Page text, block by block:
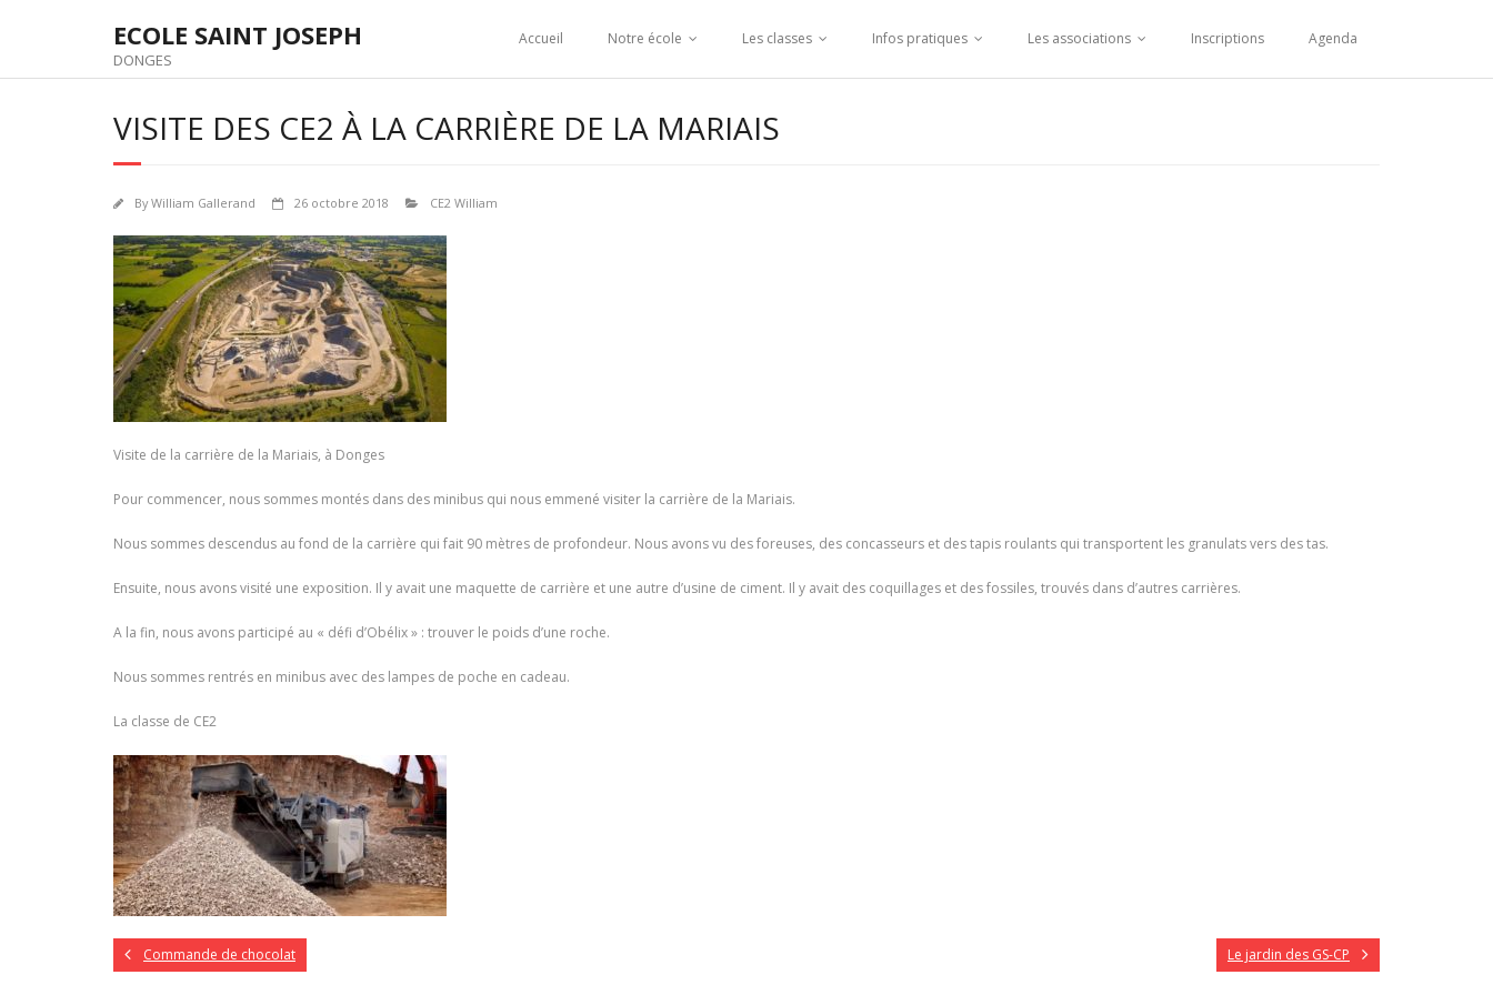
ECOLE SAINT JOSEPH
DONGES
Accueil Notre école Les classes Infos pratiques Les associations Inscriptions Agenda
VISITE DES CE2 À LA CARRIÈRE DE LA MARIAIS
ByWilliam Gallerand 26 octobre 2018 CE2 William
Visite de la carrière de la Mariais, à Donges
Pour commencer, nous sommes montés dans des minibus qui nous emmené visiter la carrière de la Mariais.
Nous sommes descendus au fond de la carrière qui fait 90 mètres de profondeur. Nous avons vu des foreuses, des concasseurs et des tapis roulants qui transportent les granulats vers des tas.
Ensuite, nous avons visité une exposition. Il y avait une maquette de carrière et une autre d’usine de ciment. Il y avait des coquillages et des fossiles, trouvés dans d’autres carrières.
A la fin, nous avons participé au « défi d’Obélix » : trouver le poids d’une roche.
Nous sommes rentrés en minibus avec des lampes de poche en cadeau.
La classe de CE2
Commande de chocolat Le jardin des GS-CP